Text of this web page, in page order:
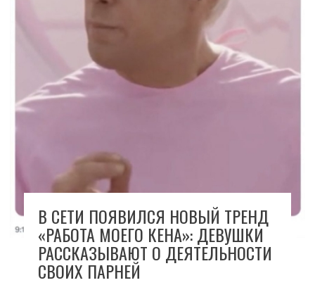
В СЕТИ ПОЯВИЛСЯ НОВЫЙ ТРЕНД
«РАБОТА МОЕГО КЕНА»: ДЕВУШКИ
РАССКАЗЫВАЮТ О ДЕЯТЕЛЬНОСТИ
СВОИХ ПАРНЕЙ